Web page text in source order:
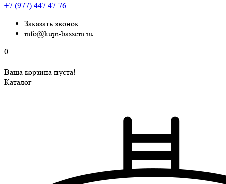
+7 (977) 447 47 76
Заказать звонок
info@kupi-bassein.ru
0
Ваша корзина пуста!
Каталог